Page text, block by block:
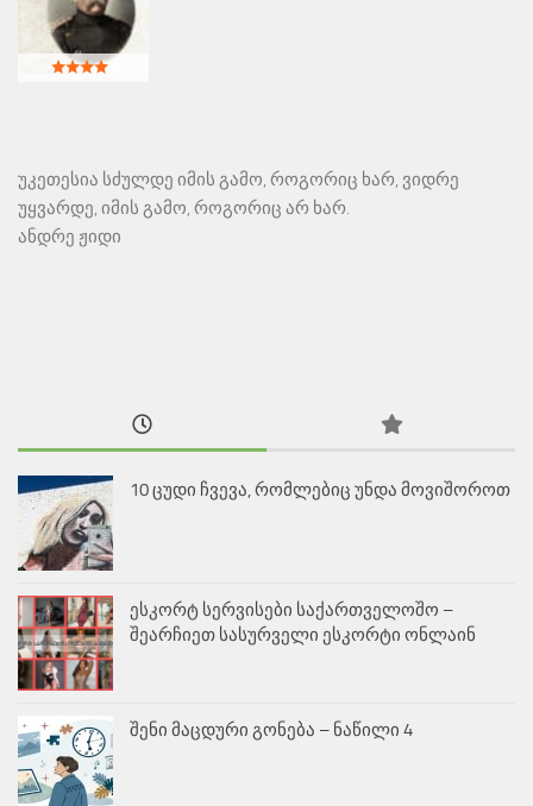
უკეთესია სძულდე იმის გამო, როგორიც ხარ, ვიდრე
უყვარდე, იმის გამო, როგორიც არ ხარ.
ანდრე ჟიდი
10 ცუდი ჩვევა, რომლებიც უნდა მოვიშოროთ
ესკორტ სერვისები საქართველოშო –
შეარჩიეთ სასურველი ესკორტი ონლაინ
შენი მაცდური გონება – ნაწილი 4